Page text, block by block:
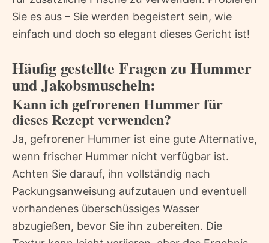
Sie es aus – Sie werden begeistert sein, wie
einfach und doch so elegant dieses Gericht ist!
Häufig gestellte Fragen zu Hummer
und Jakobsmuscheln:
Kann ich gefrorenen Hummer für
dieses Rezept verwenden?
Ja, gefrorener Hummer ist eine gute Alternative,
wenn frischer Hummer nicht verfügbar ist.
Achten Sie darauf, ihn vollständig nach
Packungsanweisung aufzutauen und eventuell
vorhandenes überschüssiges Wasser
abzugießen, bevor Sie ihn zubereiten. Die